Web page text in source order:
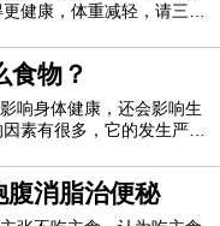
健康，体重减轻，请三
出的结论，经过多年的研
证据表明，无热量的甜味
员研究了各种健康状况
食物？
响身体健康，还会影响生
素有很多，它的发生严重
重调养。经期不能吃什么
物1、巧克力多数女性都
吃过多的巧克力的话
腹消脂治便秘